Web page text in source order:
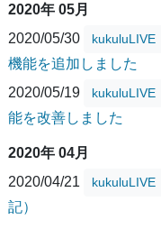
2020年 05月
2020/05/30
kukuluLIVE
機能を追加しました
2020/05/19
kukuluLIVE
能を改善しました
2020年 04月
2020/04/21
kukuluLIVE
記）